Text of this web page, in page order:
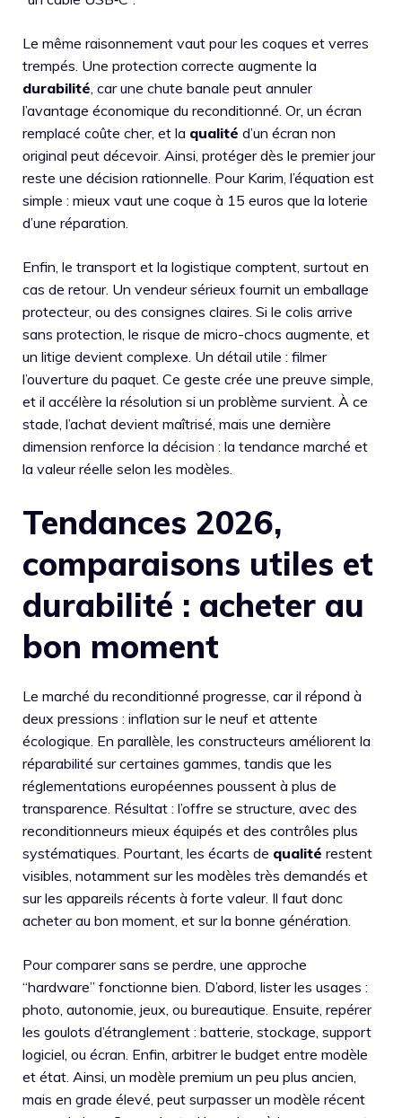
Le même raisonnement vaut pour les coques et verres
trempés. Une protection correcte augmente la
durabilité, car une chute banale peut annuler
l’avantage économique du reconditionné. Or, un écran
remplacé coûte cher, et la qualité d’un écran non
original peut décevoir. Ainsi, protéger dès le premier jour
reste une décision rationnelle. Pour Karim, l’équation est
simple : mieux vaut une coque à 15 euros que la loterie
d’une réparation.
Enfin, le transport et la logistique comptent, surtout en
cas de retour. Un vendeur sérieux fournit un emballage
protecteur, ou des consignes claires. Si le colis arrive
sans protection, le risque de micro-chocs augmente, et
un litige devient complexe. Un détail utile : filmer
l’ouverture du paquet. Ce geste crée une preuve simple,
et il accélère la résolution si un problème survient. À ce
stade, l’achat devient maîtrisé, mais une dernière
dimension renforce la décision : la tendance marché et
la valeur réelle selon les modèles.
Tendances 2026,
comparaisons utiles et
durabilité : acheter au
bon moment
Le marché du reconditionné progresse, car il répond à
deux pressions : inflation sur le neuf et attente
écologique. En parallèle, les constructeurs améliorent la
réparabilité sur certaines gammes, tandis que les
réglementations européennes poussent à plus de
transparence. Résultat : l’offre se structure, avec des
reconditionneurs mieux équipés et des contrôles plus
systématiques. Pourtant, les écarts de qualité restent
visibles, notamment sur les modèles très demandés et
sur les appareils récents à forte valeur. Il faut donc
acheter au bon moment, et sur la bonne génération.
Pour comparer sans se perdre, une approche
“hardware” fonctionne bien. D’abord, lister les usages :
photo, autonomie, jeux, ou bureautique. Ensuite, repérer
les goulots d’étranglement : batterie, stockage, support
logiciel, ou écran. Enfin, arbitrer le budget entre modèle
et état. Ainsi, un modèle premium un peu plus ancien,
mais en grade élevé, peut surpasser un modèle récent